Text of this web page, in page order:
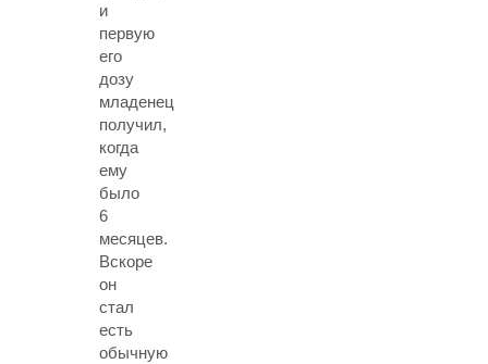
и
первую
его
дозу
младенец
получил,
когда
ему
было
6
месяцев.
Вскоре
он
стал
есть
обычную